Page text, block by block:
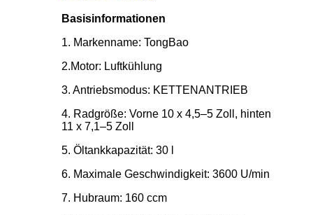
Basisinformationen
1. Markenname: TongBao
2.Motor: Luftkühlung
3. Antriebsmodus: KETTENANTRIEB
4. Radgröße: Vorne 10 x 4,5–5 Zoll, hinten
11 x 7,1–5 Zoll
5. Öltankkapazität: 30 l
6. Maximale Geschwindigkeit: 3600 U/min
7. Hubraum: 160 ccm